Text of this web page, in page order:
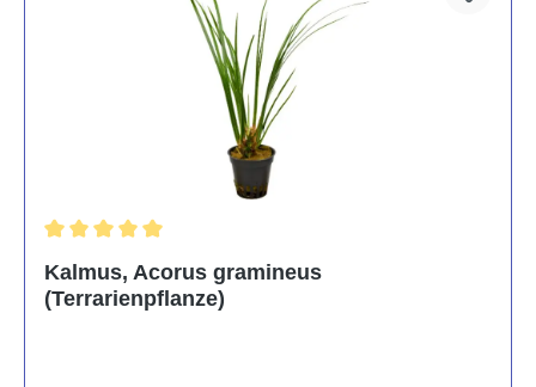
Kalmus, Acorus gramineus
(Terrarienpflanze)